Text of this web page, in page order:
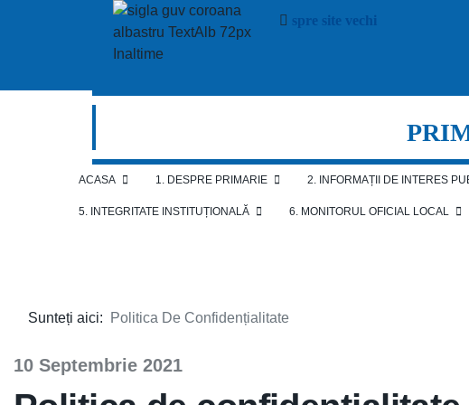
spre site vechi
ACASA 1. DESPRE PRIMARIE 2. INFORMAȚII DE INTERES
5. INTEGRITATE INSTITUȚIONALĂ 6. MONITORUL OFICIAL LOCAL
Sunteți aici: Politica De Confidențialitate
10 Septembrie 2021